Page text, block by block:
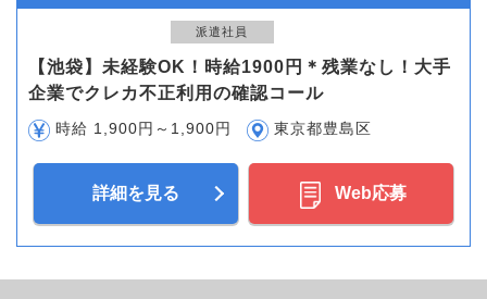
派遣社員
【池袋】未経験OK！時給1900円＊残業なし！大手
企業でクレカ不正利用の確認コール
時給 1,900円～1,900円 東京都豊島区
詳細を見る Web応募